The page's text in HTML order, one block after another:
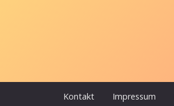
Kontakt Impressum